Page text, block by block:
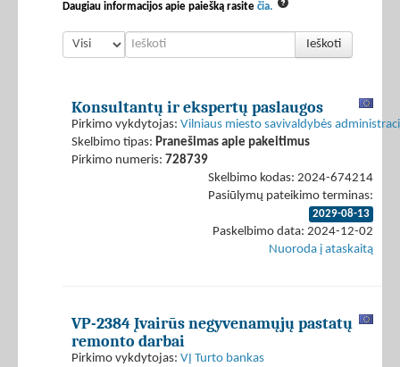
Daugiau informacijos apie paiešką rasite čia.
Ieškoti
Konsultantų ir ekspertų paslaugos
Pirkimo vykdytojas: Vilniaus miesto savivaldybės
Skelbimo tipas: Pranešimas apie pakeitimus
Pirkimo numeris: 728739
Skelbimo kodas: 2024-674214
Pasiūlymų pateikimo terminas:
2029-08-13
Paskelbimo data: 2024-12-02
Nuoroda į ataskaitą
VP-2384 Įvairūs negyvenamųjų pastatų
remonto darbai
Pirkimo vykdytojas: VĮ Turto bankas